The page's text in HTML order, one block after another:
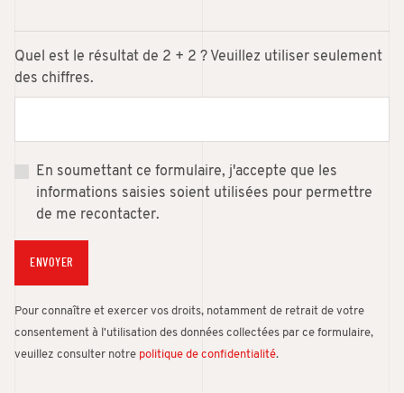
Quel est le résultat de 2 + 2 ? Veuillez utiliser seulement
des chiffres.
En soumettant ce formulaire, j'accepte que les
informations saisies soient utilisées pour permettre
de me recontacter.
ENVOYER
Pour connaître et exercer vos droits, notamment de retrait de votre
consentement à l'utilisation des données collectées par ce formulaire,
veuillez consulter notre politique de confidentialité.